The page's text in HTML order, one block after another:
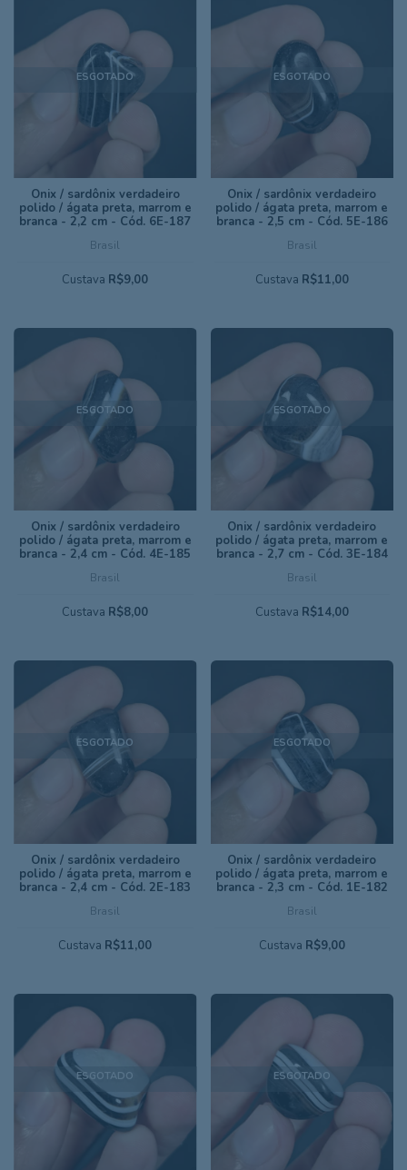
ESGOTADO
Brasil
Ônix / sardônix verdadeiro
polido / ágata preta, marrom e
branca - 2,2 cm - Cód. 6E-187
Custava R$9,00
ESGOTADO
Brasil
Ônix / sardônix verdadeiro
polido / ágata preta, marrom e
branca - 2,5 cm - Cód. 5E-186
Custava R$11,00
ESGOTADO
Brasil
Ônix / sardônix verdadeiro
polido / ágata preta, marrom e
branca - 2,4 cm - Cód. 4E-185
Custava R$8,00
ESGOTADO
Brasil
Ônix / sardônix verdadeiro
polido / ágata preta, marrom e
branca - 2,7 cm - Cód. 3E-184
Custava R$14,00
ESGOTADO
Brasil
Ônix / sardônix verdadeiro
polido / ágata preta, marrom e
branca - 2,4 cm - Cód. 2E-183
Custava R$11,00
ESGOTADO
Brasil
Ônix / sardônix verdadeiro
polido / ágata preta, marrom e
branca - 2,3 cm - Cód. 1E-182
Custava R$9,00
ESGOTADO ESGOTADO